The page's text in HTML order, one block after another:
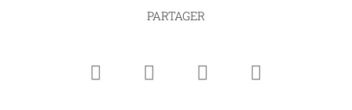
PARTAGER